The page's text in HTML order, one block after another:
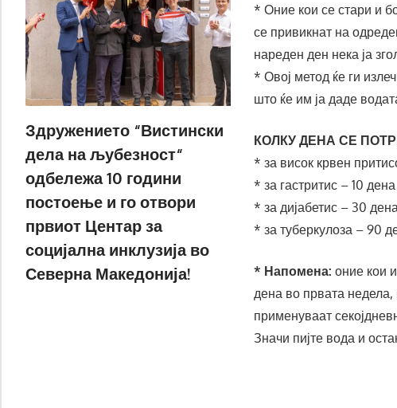
* Оние кои се стари и
се привикнат на
нареден ден нека ја
* Овој метод ќе ги
што ќе им ја даде
КОЛКУ ДЕНА СЕ
* за висок крвен
* за гастритис – 10 дена
* за дијабетис – 30 дена
* за туберкулоза – 90
* Напомена: оние кои
дена во првата
применуваат
Значи пијте вода и
Здружението “Вистински
дела на љубезност“
одбележа 10 години
постоење и го отвори
првиот Центар за
социјална инклузија во
Северна Македонија!